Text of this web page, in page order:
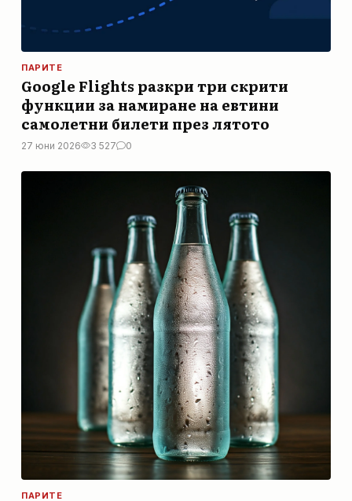
ПАРИТЕ
Google Flights разкри три скрити
функции за намиране на евтини
самолетни билети през лятото
27 юни 2026 3 527 0
ПАРИТЕ